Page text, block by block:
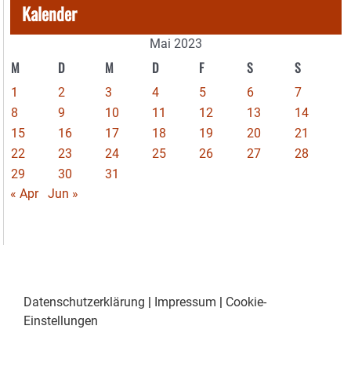
Kalender
Mai 2023
M D M D F S S
1 2 3 4 5 6
7
8
9 10 11 12 13
14
15
16 17 18 19 20
21
22
23 24 25 26 27
28
29
30
31
« Apr
Jun »
Datenschutzerklärung | Impressum | Cookie-
Einstellungen